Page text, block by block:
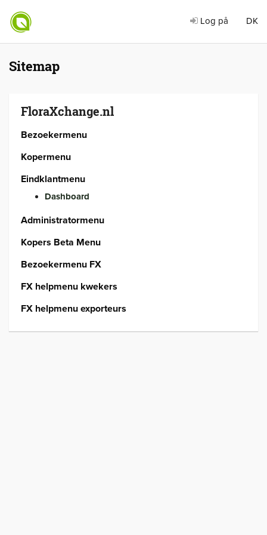
Log på DK
Sitemap
FloraXchange.nl
Bezoekermenu
Kopermenu
Eindklantmenu
Dashboard
Administratormenu
Kopers Beta Menu
Bezoekermenu FX
FX helpmenu kwekers
FX helpmenu exporteurs